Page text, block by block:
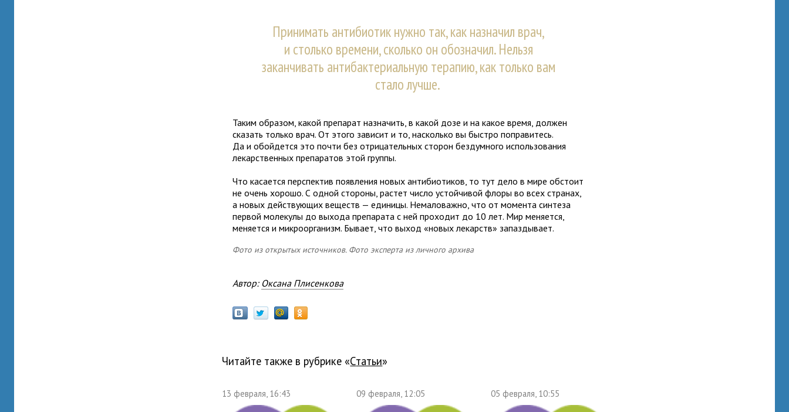
Принимать антибиотик нужно так, как назначил врач,
и столько времени, сколько он обозначил. Нельзя
заканчивать антибактериальную терапию, как только вам
стало лучше.
Таким образом, какой препарат назначить, в какой дозе и на какое время, должен
сказать только врач. От этого зависит и то, насколько вы быстро поправитесь.
Да и обойдется это почти без отрицательных сторон бездумного использования
лекарственных препаратов этой группы.
Что касается перспектив появления новых антибиотиков, то тут дело в мире обстоит
не очень хорошо. С одной стороны, растет число устойчивой флоры во всех странах,
а новых действующих веществ — единицы. Немаловажно, что от момента синтеза
первой молекулы до выхода препарата с ней проходит до 10 лет. Мир меняется,
меняется и микроорганизм. Бывает, что выход «новых лекарств» запаздывает.
Фото из открытых источников. Фото эксперта из личного архива
Автор: Оксана Плисенкова
Читайте также в рубрике « Статьи»
13 февраля, 16:43 09 февраля, 12:05 05 февраля, 10:55